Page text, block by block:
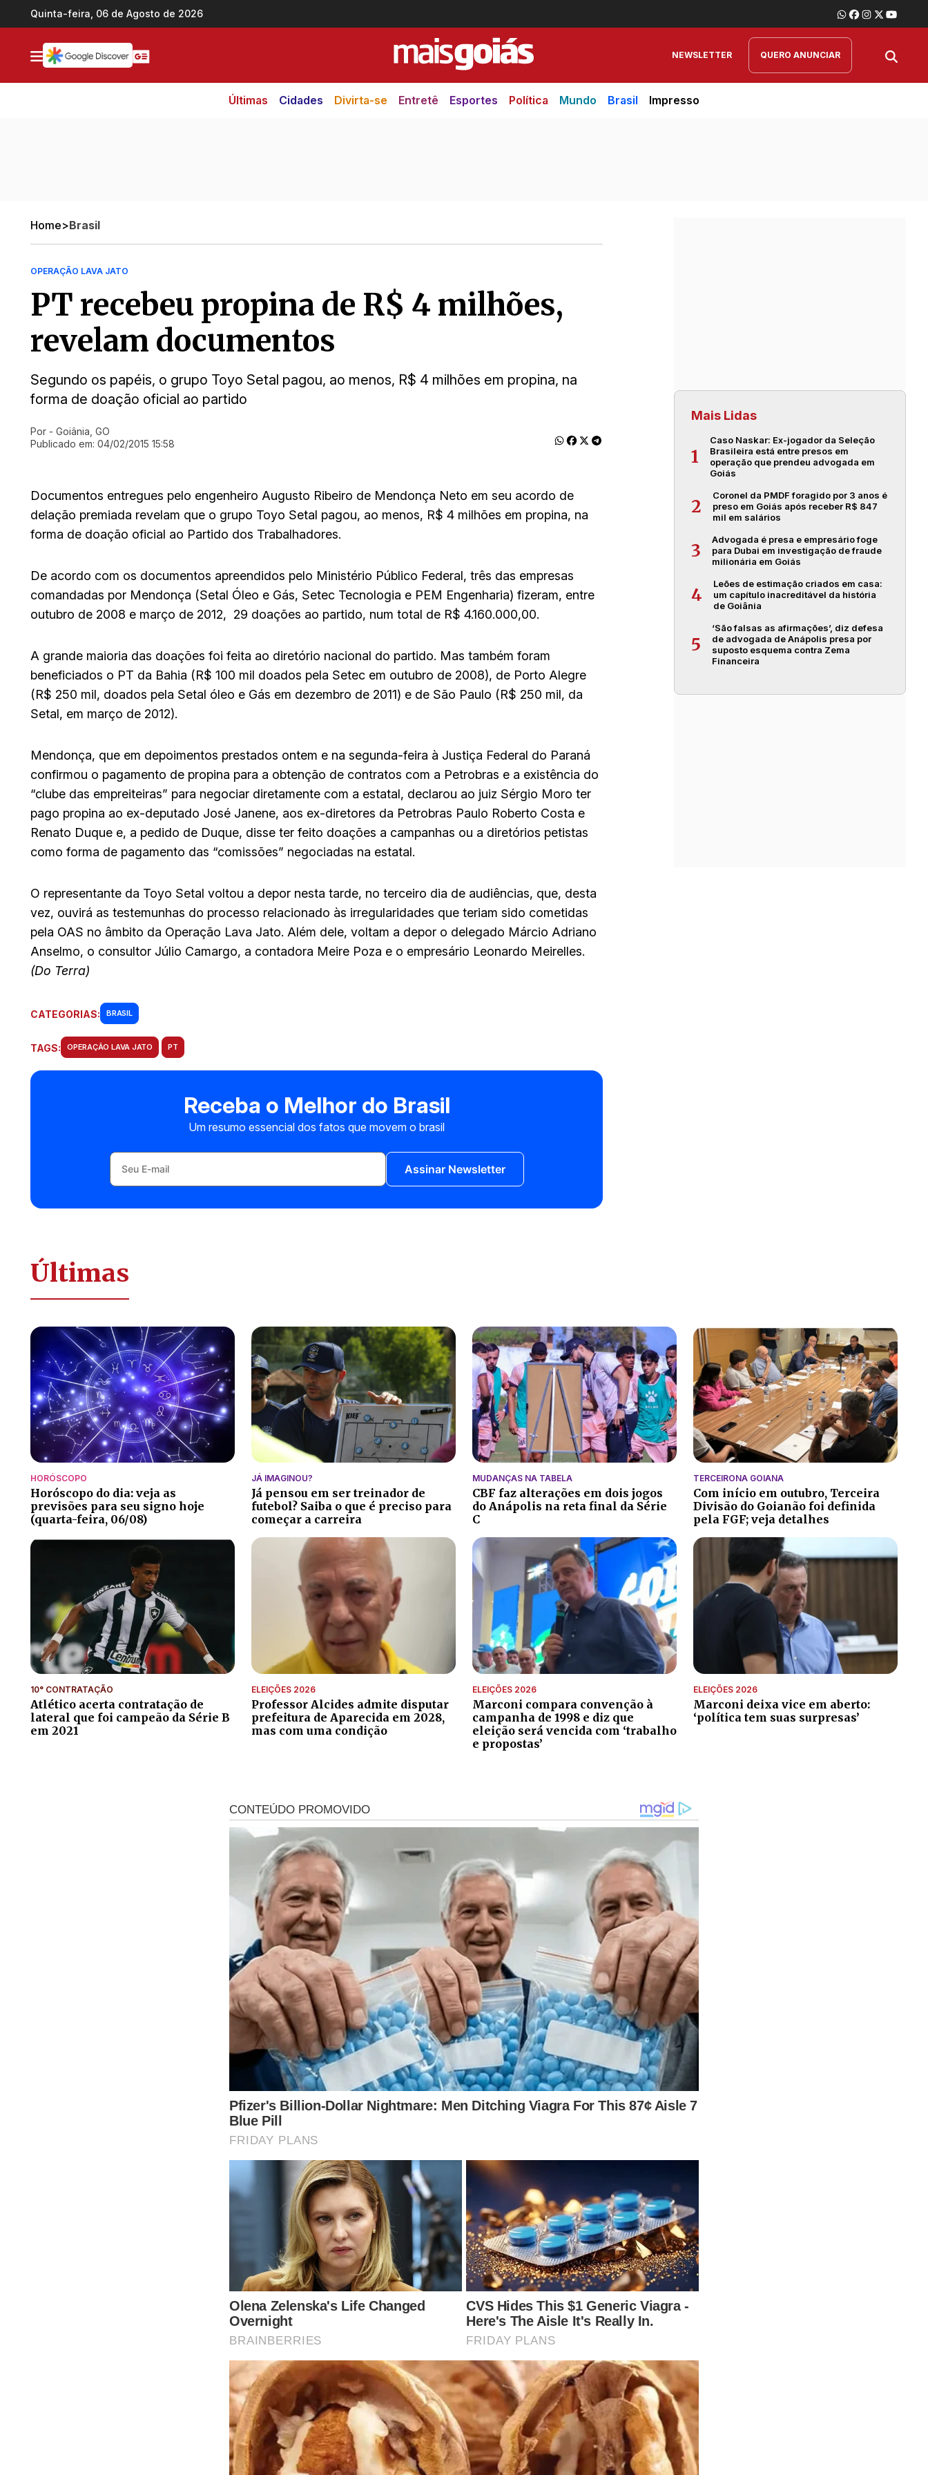
Ir direto pro conteúdo
Quinta-feira, 06 de Agosto de 2026
NEWSLETTER QUERO ANUNCIAR
Últimas Cidades Divirta-se Entretê Esportes Política Mundo Brasil Impresso
Home>Brasil
OPERAÇÃO LAVA JATO
PT recebeu propina de R$ 4 milhões,
revelam documentos
Segundo os papéis, o grupo Toyo Setal pagou, ao menos, R$ 4 milhões em propina, na
forma de doação oficial ao partido
Ir direto pra matéria
Por - Goiânia, GO
Publicado em: 04/02/2015 15:58
Documentos entregues pelo engenheiro Augusto Ribeiro de Mendonça Neto em seu acordo de
delação premiada revelam que o grupo Toyo Setal pagou, ao menos, R$ 4 milhões em propina, na
forma de doação oficial ao Partido dos Trabalhadores.
De acordo com os documentos apreendidos pelo Ministério Público Federal, três das empresas
comandadas por Mendonça (Setal Óleo e Gás, Setec Tecnologia e PEM Engenharia) fizeram, entre
outubro de 2008 e março de 2012, 29 doações ao partido, num total de R$ 4.160.000,00.
A grande maioria das doações foi feita ao diretório nacional do partido. Mas também foram
beneficiados o PT da Bahia (R$ 100 mil doados pela Setec em outubro de 2008), de Porto Alegre
(R$ 250 mil, doados pela Setal óleo e Gás em dezembro de 2011) e de São Paulo (R$ 250 mil, da
Setal, em março de 2012).
Mendonça, que em depoimentos prestados ontem e na segunda-feira à Justiça Federal do Paraná
confirmou o pagamento de propina para a obtenção de contratos com a Petrobras e a existência do
“clube das empreiteiras” para negociar diretamente com a estatal, declarou ao juiz Sérgio Moro ter
pago propina ao ex-deputado José Janene, aos ex-diretores da Petrobras Paulo Roberto Costa e
Renato Duque e, a pedido de Duque, disse ter feito doações a campanhas ou a diretórios petistas
como forma de pagamento das “comissões” negociadas na estatal.
O representante da Toyo Setal voltou a depor nesta tarde, no terceiro dia de audiências, que, desta
vez, ouvirá as testemunhas do processo relacionado às irregularidades que teriam sido cometidas
pela OAS no âmbito da Operação Lava Jato. Além dele, voltam a depor o delegado Márcio Adriano
Anselmo, o consultor Júlio Camargo, a contadora Meire Poza e o empresário Leonardo Meirelles.
(Do Terra)
CATEGORIAS: BRASIL
TAGS: OPERAÇÃO LAVA JATO PT
Receba o Melhor do Brasil
Um resumo essencial dos fatos que movem o brasil
Assinar Newsletter
Mais Lidas
1
Caso Naskar: Ex-jogador da Seleção
Brasileira está entre presos em
operação que prendeu advogada em
Goiás
2
Coronel da PMDF foragido por 3 anos é
preso em Goiás após receber R$ 847
mil em salários
3
Advogada é presa e empresário foge
para Dubai em investigação de fraude
milionária em Goiás
4
Leões de estimação criados em casa:
um capítulo inacreditável da história
de Goiânia
5
‘São falsas as afirmações’, diz defesa
de advogada de Anápolis presa por
suposto esquema contra Zema
Financeira
Últimas
HORÓSCOPO
Horóscopo do dia: veja as
previsões para seu signo hoje
(quarta-feira, 06/08)
JÁ IMAGINOU?
Já pensou em ser treinador de
futebol? Saiba o que é preciso para
começar a carreira
MUDANÇAS NA TABELA
CBF faz alterações em dois jogos
do Anápolis na reta final da Série
C
TERCEIRONA GOIANA
Com início em outubro, Terceira
Divisão do Goianão foi definida
pela FGF; veja detalhes
10° CONTRATAÇÃO
Atlético acerta contratação de
lateral que foi campeão da Série B
em 2021
ELEIÇÕES 2026
Professor Alcides admite disputar
prefeitura de Aparecida em 2028,
mas com uma condição
ELEIÇÕES 2026
Marconi compara convenção à
campanha de 1998 e diz que
eleição será vencida com ‘trabalho
e propostas’
ELEIÇÕES 2026
Marconi deixa vice em aberto:
‘política tem suas surpresas’